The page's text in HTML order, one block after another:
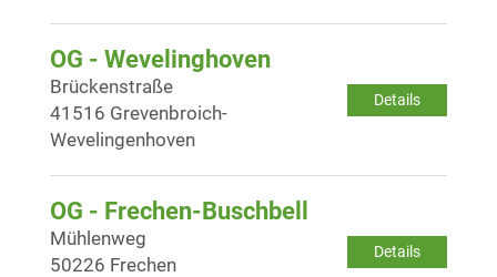
OG - Wevelinghoven
Details
Brückenstraße
41516 Grevenbroich-
Wevelingenhoven
OG - Frechen-Buschbell
Details
Mühlenweg
50226 Frechen